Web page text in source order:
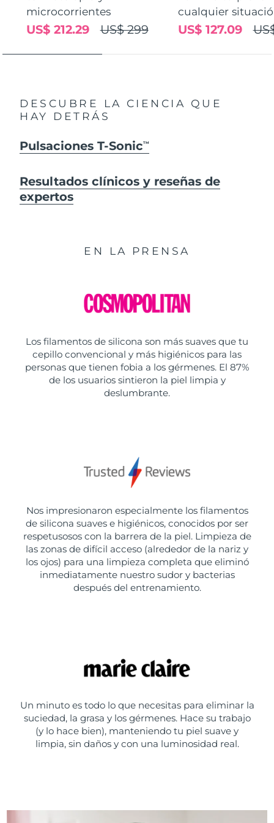
microcorrientes
US$ 299
US$ 212.29
cualquier
US$ 127.09
DESCUBRE LA CIENCIA QUE
HAY DETRÁS
Pulsaciones T-SonicTM
Resultados clínicos y reseñas de
expertos
EN LA PRENSA
Los filamentos de silicona son más suaves que tu
cepillo convencional y más higiénicos para las
personas que tienen fobia a los gérmenes. El 87%
de los usuarios sintieron la piel limpia y
deslumbrante.
Nos impresionaron especialmente los filamentos
de silicona suaves e higiénicos, conocidos por ser
respetusosos con la barrera de la piel. Limpieza de
las zonas de difícil acceso (alrededor de la nariz y
los ojos) para una limpieza completa que eliminó
inmediatamente nuestro sudor y bacterias
después del entrenamiento.
Un minuto es todo lo que necesitas para eliminar la
suciedad, la grasa y los gérmenes. Hace su trabajo
(y lo hace bien), manteniendo tu piel suave y
limpia, sin daños y con una luminosidad real.